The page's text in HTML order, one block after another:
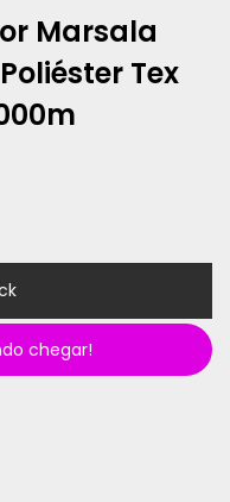
Marsala
Tex
chegar!